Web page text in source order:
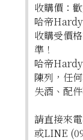
收購價：
哈帝
收購受價
準！
哈帝
陳列，任
失酒、配
請直接來
或LINE